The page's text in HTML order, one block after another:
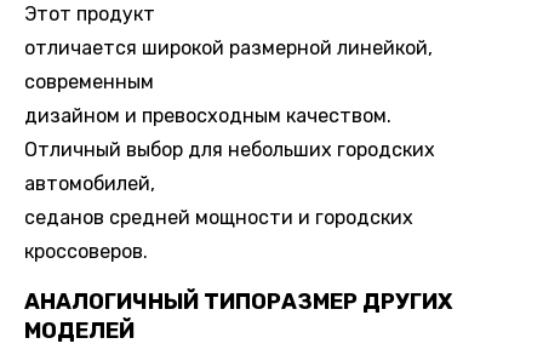
Этот продукт
отличается широкой размерной линейкой,
современным
дизайном и превосходным качеством.
Отличный выбор для небольших городских
автомобилей,
седанов средней мощности и городских
кроссоверов.
АНАЛОГИЧНЫЙ ТИПОРАЗМЕР ДРУГИХ
МОДЕЛЕЙ